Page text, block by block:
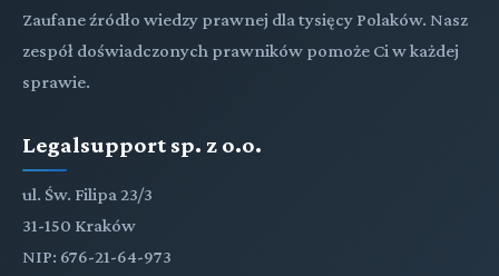
Zaufane źródło wiedzy prawnej dla tysięcy Polaków. Nasz
zespół doświadczonych prawników pomoże Ci w każdej
sprawie.
Legalsupport sp. z o.o.
ul. Św. Filipa 23/3
31-150 Kraków
NIP: 676-21-64-973